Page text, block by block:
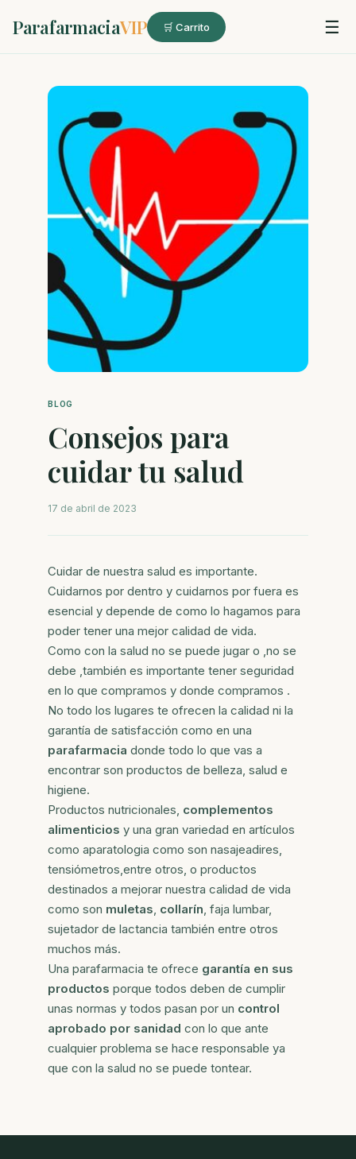
ParafarmaciaVIP 🛒 Carrito ☰
BLOG
Consejos para
cuidar tu salud
17 de abril de 2023
Cuidar de nuestra salud es importante.
Cuidarnos por dentro y cuidarnos por fuera es
esencial y depende de como lo hagamos para
poder tener una mejor calidad de vida.
Como con la salud no se puede jugar o ,no se
debe ,también es importante tener seguridad
en lo que compramos y donde compramos .
No todo los lugares te ofrecen la calidad ni la
garantía de satisfacción como en una
parafarmacia donde todo lo que vas a
encontrar son productos de belleza, salud e
higiene.
Productos nutricionales, complementos
alimenticios y una gran variedad en artículos
como aparatologia como son nasajeadires,
tensiómetros,entre otros, o productos
destinados a mejorar nuestra calidad de vida
como son muletas, collarín, faja lumbar,
sujetador de lactancia también entre otros
muchos más.
Una parafarmacia te ofrece garantía en sus
productos porque todos deben de cumplir
unas normas y todos pasan por un control
aprobado por sanidad con lo que ante
cualquier problema se hace responsable ya
que con la salud no se puede tontear.